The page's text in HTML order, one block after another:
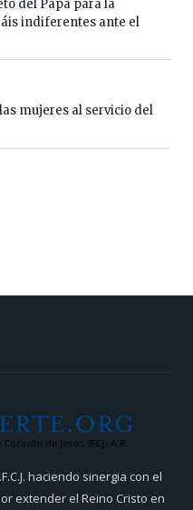
del Papa para la
indiferentes ante el
mujeres al servicio del
haciendo sinergia con el
extender el Reino Cristo en